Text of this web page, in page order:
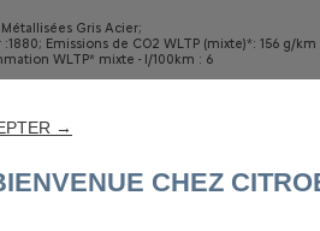
Gris Acier;
:1880; Emissions de CO2 WLTP (mixte)*: 156 g/km
WLTP* mixte - l/100km : 6
→
CHEZ